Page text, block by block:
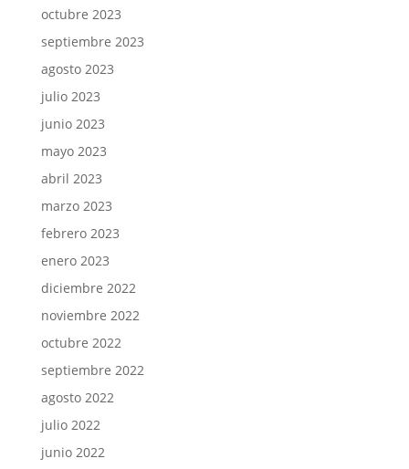
octubre 2023
septiembre 2023
agosto 2023
julio 2023
junio 2023
mayo 2023
abril 2023
marzo 2023
febrero 2023
enero 2023
diciembre 2022
noviembre 2022
octubre 2022
septiembre 2022
agosto 2022
julio 2022
junio 2022